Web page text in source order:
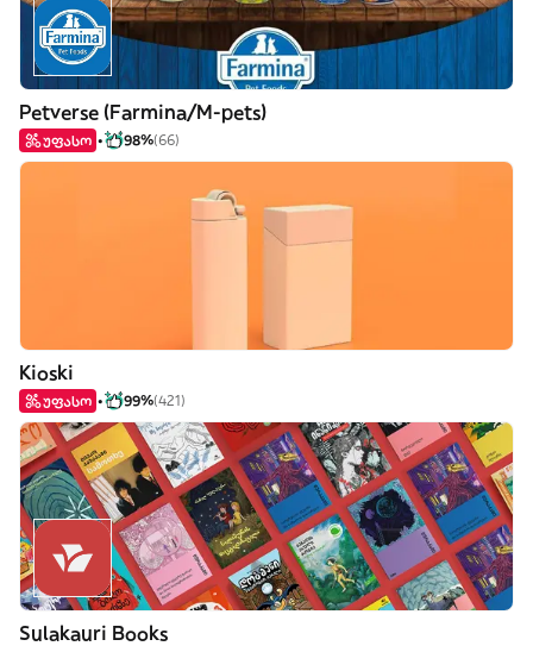
Petverse (Farmina/M-pets)
უფასო 98%(66)
Kioski
უფასო 99%(421)
Sulakauri Books